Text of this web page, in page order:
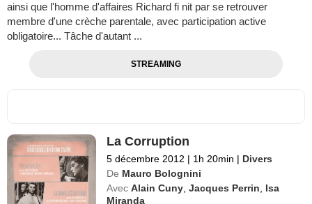
ainsi que l'homme d'affaires Richard fi nit par se retrouver
membre d'une crèche parentale, avec participation active
obligatoire... Tâche d'autant ...
STREAMING
La Corruption
5 décembre 2012 | 1h 20min | Divers
De Mauro Bolognini
Avec Alain Cuny ,Jacques Perrin
Isa
Miranda